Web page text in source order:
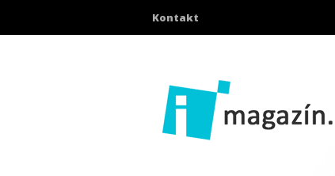
Kontakt